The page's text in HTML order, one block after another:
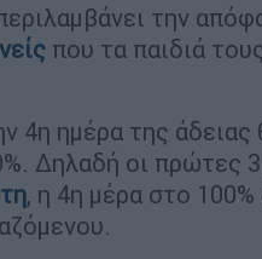
την
που τα παιδιά
4η ημέρα της άδειας
Δηλαδή οι πρώτες
, η 4η μέρα στο